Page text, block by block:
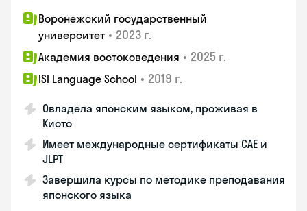
Воронежский государственный
университет • 2023 г.
Академия востоковедения • 2025 г.
ISI Language School • 2019 г.
Овладела японским языком, проживая в
Киото
Имеет международные сертификаты CAE и
JLPT
Завершила курсы по методике преподавания
японского языка